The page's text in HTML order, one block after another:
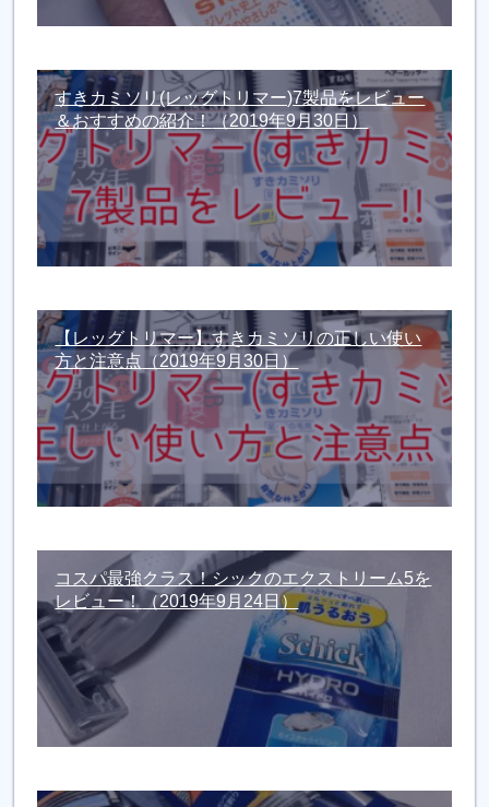
すきカミソリ(レッグトリマー)7製品をレビュー
＆おすすめの紹介！（2019年9月30日）
【レッグトリマー】すきカミソリの正しい使い
方と注意点 （2019年9月30日）
コスパ最強クラス！シックのエクストリーム5を
レビュー！
（2019年9月24日）